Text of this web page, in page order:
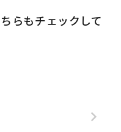
らもチェックして